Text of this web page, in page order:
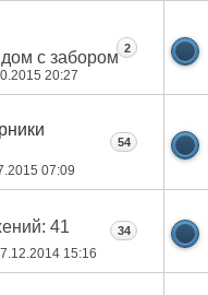
20:27
2
07:09
54
15:16
34